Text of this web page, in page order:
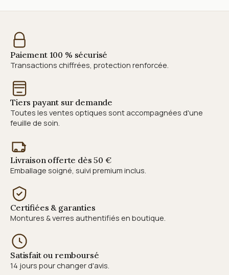
Paiement 100 % sécurisé
Transactions chiffrées, protection renforcée.
Tiers payant sur demande
Toutes les ventes optiques sont accompagnées d'une
feuille de soin.
Livraison offerte dès 50 €
Emballage soigné, suivi premium inclus.
Certifiées & garanties
Montures & verres authentifiés en boutique.
Satisfait ou remboursé
14 jours pour changer d'avis.